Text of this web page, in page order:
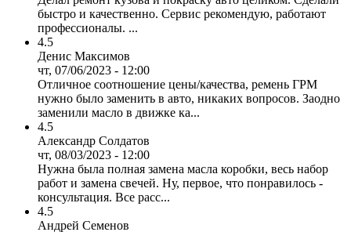
быстро и качественно. Сервис рекомендую, работают
профессионалы. ...
4.5
Денис Максимов
чт, 07/06/2023 - 12:00
Отличное соотношение цены/качества, ремень ГРМ
нужно было заменить в авто, никаких вопросов. Заодно
заменили масло в движке ка...
4.5
Александр Солдатов
чт, 08/03/2023 - 12:00
Нужна была полная замена масла коробки, весь набор
работ и замена свечей. Ну, первое, что понравилось -
консультация. Все расс...
4.5
Андрей Семенов